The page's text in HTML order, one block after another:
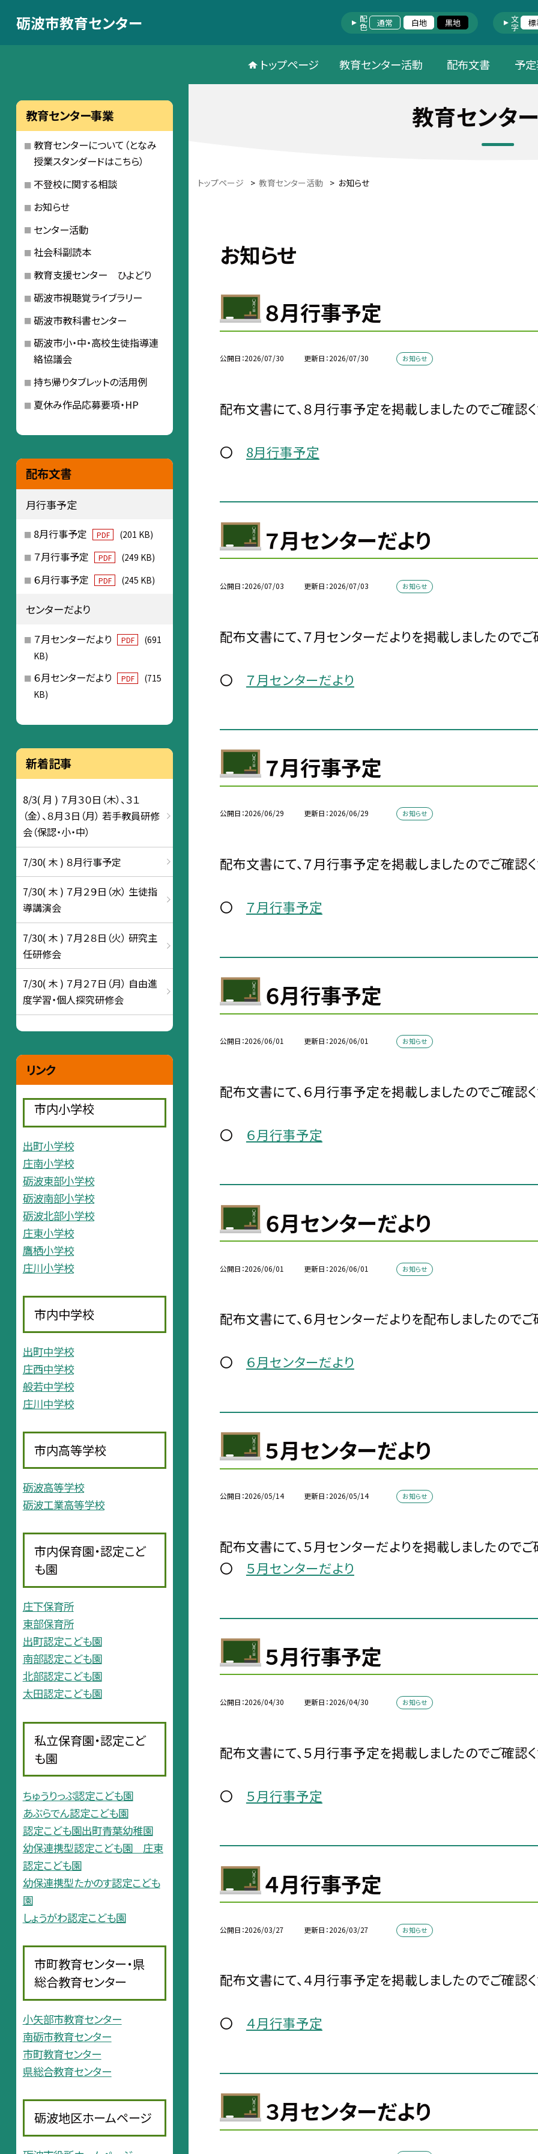
砺波市教育センター 配色 通常 白地 黒地 文字
トップページ 教育センター活動 配布文書 予
教育センタ
トップページ > 教育センター活動 > お知らせ
お知らせ
８月行事予定
公開日 2026/07/30 更新日 2026/07/30 お知らせ
配布文書にて、８月行事予定を掲載しましたのでご確認く
〇 8月行事予定
７月センターだより
公開日 2026/07/03 更新日 2026/07/03 お知らせ
配布文書にて、７月センターだよりを掲載しましたのでご
〇 ７月センターだより
７月行事予定
公開日 2026/06/29 更新日 2026/06/29 お知らせ
配布文書にて、７月行事予定を掲載しましたのでご確認く
〇 ７月行事予定
６月行事予定
公開日 2026/06/01 更新日 2026/06/01 お知らせ
配布文書にて、６月行事予定を掲載しましたのでご確認く
〇 ６月行事予定
６月センターだより
公開日 2026/06/01 更新日 2026/06/01 お知らせ
配布文書にて、６月センターだよりを配布しましたのでご
〇 ６月センターだより
５月センターだより
公開日 2026/05/14 更新日 2026/05/14 お知らせ
配布文書にて、５月センターだよりを掲載しましたのでご
〇 ５月センターだより
５月行事予定
公開日 2026/04/30 更新日 2026/04/30 お知らせ
配布文書にて、５月行事予定を掲載しましたのでご確認く
〇 ５月行事予定
４月行事予定
公開日 2026/03/27 更新日 2026/03/27 お知らせ
配布文書にて、４月行事予定を掲載しましたのでご確認く
〇 ４月行事予定
３月センターだより
教育センター事業
教育センターについて（となみ
授業スタンダードはこちら）
不登校に関する相談
お知らせ
センター活動
社会科副読本
教育支援センター ひよどり
砺波市視聴覚ライブラリー
砺波市教科書センター
砺波市小・中・高校生徒指導連
絡協議会
持ち帰りタブレットの活用例
夏休み作品応募要項・HP
配布文書
月行事予定
8月行事予定 PDF (201 KB)
７月行事予定 PDF (249 KB)
６月行事予定 PDF (245 KB)
センターだより
７月センターだより PDF
(691
KB)
６月センターだより PDF
(715
KB)
新着記事
8/3( 月 ) ７月３０日（木）、３１
（金）、８月３日（月） 若手教員研修
会（保認・小・中）
7/30( 木 ) ８月行事予定
7/30( 木 ) ７月２９日（水） 生徒指
導講演会
7/30( 木 ) ７月２８日（火） 研究主
任研修会
7/30( 木 ) ７月２７日（月） 自由進
度学習・個人探究研修会
リンク
市内小学校
出町小学校
庄南小学校
砺波東部小学校
砺波南部小学校
砺波北部小学校
庄東小学校
鷹栖小学校
庄川小学校
市内中学校
出町中学校
庄西中学校
般若中学校
庄川中学校
市内高等学校
砺波高等学校
砺波工業高等学校
市内保育園・認定こど
も園
庄下保育所
東部保育所
出町認定こども園
南部認定こども園
北部認定こども園
太田認定こども園
私立保育園・認定こど
も園
ちゅうりっぷ認定こども園
あぶらでん認定こども園
認定こども園出町青葉幼稚園
幼保連携型認定こども園 庄東
認定こども園
幼保連携型たかのす認定こども
園
しょうがわ認定こども園
市町教育センター・県
総合教育センター
小矢部市教育センター
南砺市教育センター
市町教育センター
県総合教育センター
砺波地区ホームページ